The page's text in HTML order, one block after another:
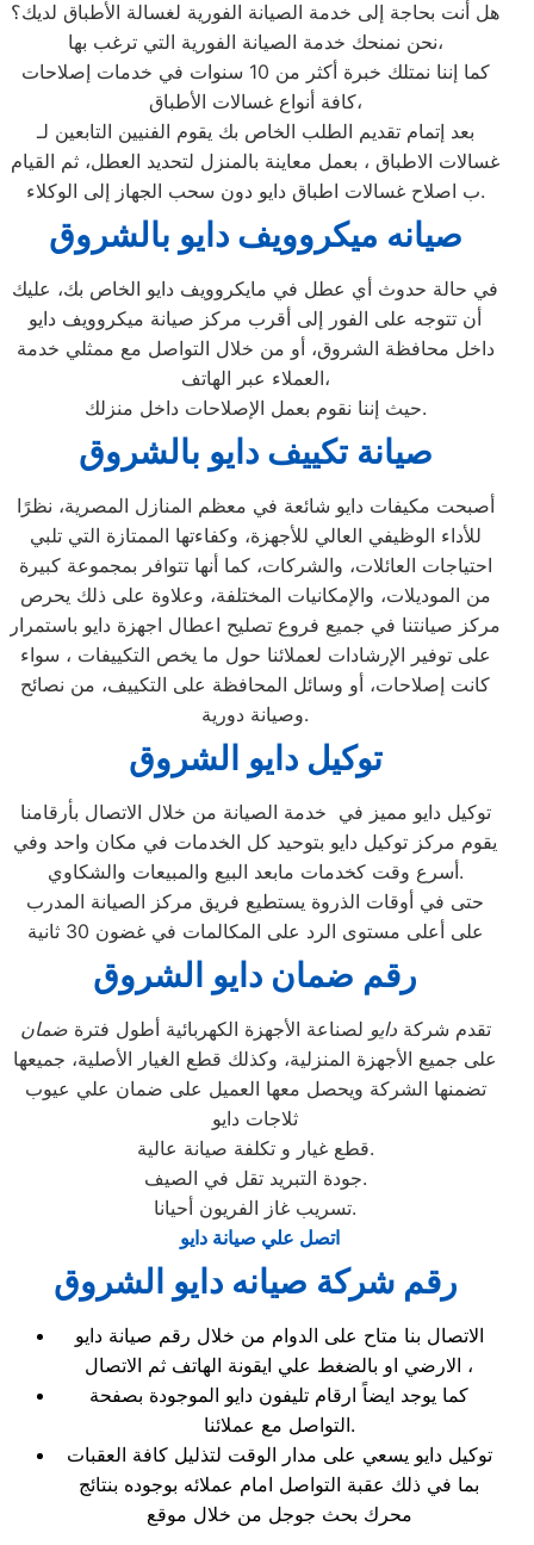
هل أنت بحاجة إلى خدمة الصيانة الفورية لغسالة الأطباق لديك؟
نحن نمنحك خدمة الصيانة الفورية التي ترغب بها،
كما إننا نمتلك خبرة أكثر من 10 سنوات في خدمات إصلاحات
كافة أنواع غسالات الأطباق،
بعد إتمام تقديم الطلب الخاص بك يقوم الفنيين التابعين لـ
غسالات الاطباق ، بعمل معاينة بالمنزل لتحديد العطل، ثم القيام
ب اصلاح غسالات اطباق دايو دون سحب الجهاز إلى الوكلاء.
صيانه ميكروويف دايو بالشروق
في حالة حدوث أي عطل في مايكروويف دايو الخاص بك، عليك
أن تتوجه على الفور إلى أقرب مركز صيانة ميكروويف دايو
داخل محافظة الشروق، أو من خلال التواصل مع ممثلي خدمة
العملاء عبر الهاتف،
حيث إننا نقوم بعمل الإصلاحات داخل منزلك.
صيانة تكييف دايو بالشروق
أصبحت مكيفات دايو شائعة في معظم المنازل المصرية، نظرًا
للأداء الوظيفي العالي للأجهزة، وكفاءتها الممتازة التي تلبي
احتياجات العائلات، والشركات، كما أنها تتوافر بمجموعة كبيرة
من الموديلات، والإمكانيات المختلفة، وعلاوة على ذلك يحرص
مركز صيانتنا في جميع فروع تصليح اعطال اجهزة دايو باستمرار
على توفير الإرشادات لعملائنا حول ما يخص التكييفات ، سواء
كانت إصلاحات، أو وسائل المحافظة على التكييف، من نصائح
وصيانة دورية.
توكيل دايو الشروق
توكيل دايو مميز في خدمة الصيانة من خلال الاتصال بأرقامنا
يقوم مركز توكيل دايو بتوحيد كل الخدمات في مكان واحد وفي
أسرع وقت كخدمات مابعد البيع والمبيعات والشكاوي.
حتى في أوقات الذروة يستطيع فريق مركز الصيانة المدرب
على أعلى مستوى الرد على المكالمات في غضون 30 ثانية
رقم ضمان دايو الشروق
تقدم شركةدايو لصناعة الأجهزة الكهربائية أطول فترةضمان
على جميع الأجهزة المنزلية، وكذلك قطع الغيار الأصلية، جميعها
تضمنها الشركة ويحصل معها العميل على ضمان علي عيوب
ثلاجات دايو
قطع غيار و تكلفة صيانة عالية.
جودة التبريد تقل في الصيف.
تسريب غاز الفريون أحيانا.
اتصل علي صيانة دايو
رقم شركة صيانه دايو الشروق
الاتصال بنا متاح على الدوام من خلال رقم صيانة دايو
الارضي او بالضغط علي ايقونة الهاتف ثم الاتصال ،
كما يوجد ايضاً ارقام تليفون دايو الموجودة بصفحة
التواصل مع عملائنا.
توكيل دايو يسعي على مدار الوقت لتذليل كافة العقبات
بما في ذلك عقبة التواصل امام عملائه بوجوده بنتائج
محرك بحث جوجل من خلال موقع